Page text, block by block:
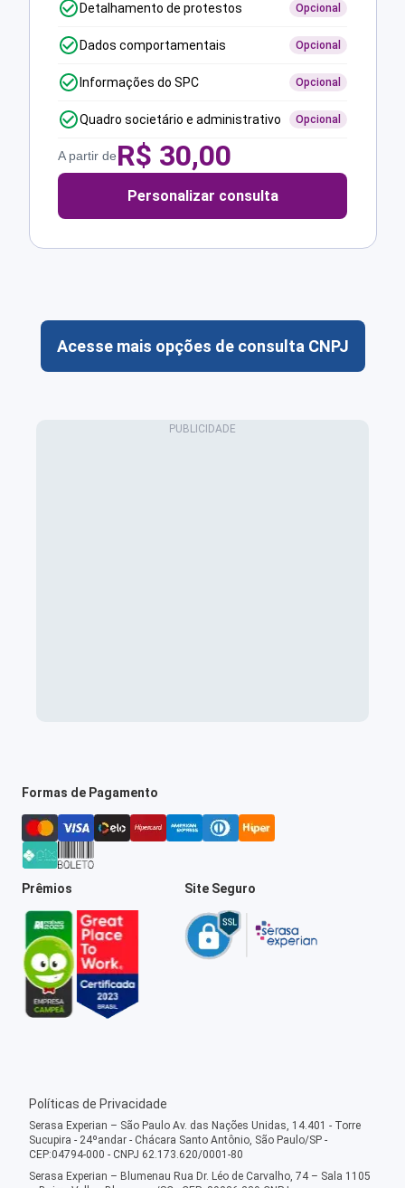
Detalhamento de protestos Opcional
Dados comportamentais Opcional
Informações do SPC Opcional
Quadro societário e administrativo Opcional
A partir deR$ 30,00
Personalizar consulta
Acesse mais opções de consulta CNPJ
Formas de Pagamento
Prêmios Site Seguro
Políticas de Privacidade
Serasa Experian – São Paulo Av. das Nações Unidas, 14.401 - Torre
Sucupira - 24ºandar - Chácara Santo Antônio, São Paulo/SP -
CEP:04794-000 - CNPJ 62.173.620/0001-80
Serasa Experian – Blumenau Rua Dr. Léo de Carvalho, 74 – Sala 1105